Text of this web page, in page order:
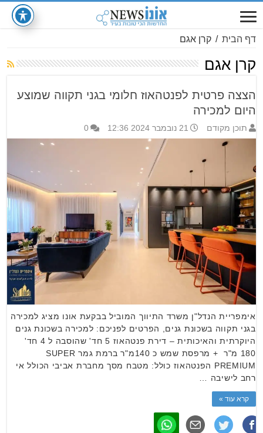
דף הבית / קרן אגם
קרן אגם
הצצה פרטית לפנטהאוז חלומי בגני תקווה שמוצע
היום למכירה
תוכן מקודם 21 נובמבר 2024 12:36 0
אימפריית הנדל"ן משרד התיווך המוביל בבקעת אונו מציג למכירה
בגני תקווה בשכונת גנים, הפרטים לפניכם: למכירה בשכונת גנים
היוקרתית והאיכותית – דירת פנטהאוז 5 חד' שהוסבה ל 4 חד'
180 מ"ר + מרפסת שמש כ 140מ"ר ברמת גמר SUPER
PREMIUM הפנטהאוז כולל: מטבח מסך מחברת אביבי הכולל אי
רחב לישיבה …
קרא עוד »